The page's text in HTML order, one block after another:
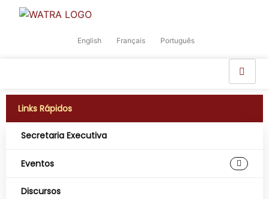
English Français Português
Links Rápidos
Secretaria Executiva
Eventos
Discursos
Etiqueta:
commerce